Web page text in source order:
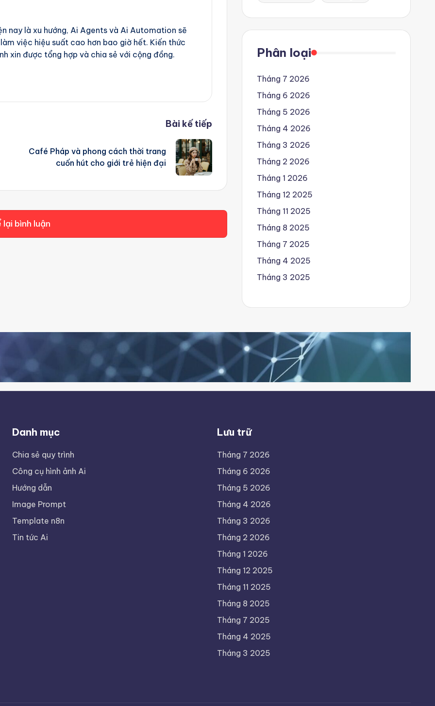
nay là xu hướng, Ai Agents và Ai Automation sẽ
việc hiệu suất cao hơn bao giờ hết. Kiến thức
xin được tổng hợp và chia sẻ với cộng đồng.
Bài kế tiếp
Café Pháp và phong cách thời trang
cuốn hút cho giới trẻ hiện đại
bình luận
Phân loại
Tháng 7 2026
Tháng 6 2026
Tháng 5 2026
Tháng 4 2026
Tháng 3 2026
Tháng 2 2026
Tháng 1 2026
Tháng 12 2025
Tháng 11 2025
Tháng 8 2025
Tháng 7 2025
Tháng 4 2025
Tháng 3 2025
Danh mục
Chia sẻ quy trình
Công cụ hình ảnh Ai
Hướng dẫn
Image Prompt
Template n8n
Tin tức Ai
Lưu trữ
Tháng 7 2026
Tháng 6 2026
Tháng 5 2026
Tháng 4 2026
Tháng 3 2026
Tháng 2 2026
Tháng 1 2026
Tháng 12 2025
Tháng 11 2025
Tháng 8 2025
Tháng 7 2025
Tháng 4 2025
Tháng 3 2025